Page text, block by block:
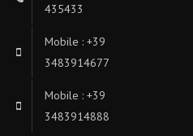
435433
Mobile : +39
3483914677
Mobile : +39
3483914888